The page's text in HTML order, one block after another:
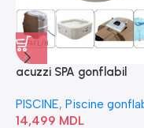
acuzzi SPA gonflabil
Bubble” 28446
PISCINE, Piscine
14,499 MDL